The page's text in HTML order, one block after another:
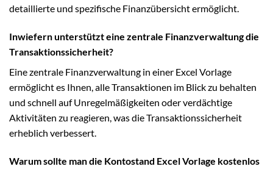
detaillierte und spezifische Finanzübersicht ermöglicht.
Inwiefern unterstützt eine zentrale Finanzverwaltung die
Transaktionssicherheit?
Eine zentrale Finanzverwaltung in einer Excel Vorlage
ermöglicht es Ihnen, alle Transaktionen im Blick zu behalten
und schnell auf Unregelmäßigkeiten oder verdächtige
Aktivitäten zu reagieren, was die Transaktionssicherheit
erheblich verbessert.
Warum sollte man die Kontostand Excel Vorlage kostenlos